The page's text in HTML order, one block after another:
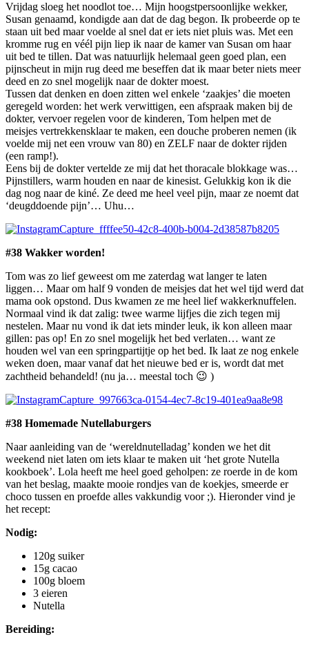
Vrijdag sloeg het noodlot toe… Mijn hoogstpersoonlijke wekker,
Susan genaamd, kondigde aan dat de dag begon. Ik probeerde op te
staan uit bed maar voelde al snel dat er iets niet pluis was. Met een
kromme rug en véél pijn liep ik naar de kamer van Susan om haar
uit bed te tillen. Dat was natuurlijk helemaal geen goed plan, een
pijnscheut in mijn rug deed me beseffen dat ik maar beter niets meer
deed en zo snel mogelijk naar de dokter moest.
Tussen dat denken en doen zitten wel enkele ‘zaakjes’ die moeten
geregeld worden: het werk verwittigen, een afspraak maken bij de
dokter, vervoer regelen voor de kinderen, Tom helpen met de
meisjes vertrekkensklaar te maken, een douche proberen nemen (ik
voelde mij net een vrouw van 80) en ZELF naar de dokter rijden
(een ramp!).
Eens bij de dokter vertelde ze mij dat het thoracale blokkage was…
Pijnstillers, warm houden en naar de kinesist. Gelukkig kon ik die
dag nog naar de kiné. Ze deed me heel veel pijn, maar ze noemt dat
‘deugddoende pijn’… Uhu…
#38 Wakker worden!
Tom was zo lief geweest om me zaterdag wat langer te laten
liggen… Maar om half 9 vonden de meisjes dat het wel tijd werd dat
mama ook opstond. Dus kwamen ze me heel lief wakkerknuffelen.
Normaal vind ik dat zalig: twee warme lijfjes die zich tegen mij
nestelen. Maar nu vond ik dat iets minder leuk, ik kon alleen maar
gillen: pas op! En zo snel mogelijk het bed verlaten… want ze
houden wel van een springpartijtje op het bed. Ik laat ze nog enkele
weken doen, maar vanaf dat het nieuwe bed er is, wordt dat met
zachtheid behandeld! (nu ja… meestal toch 😉 )
#38 Homemade Nutellaburgers
Naar aanleiding van de ‘wereldnutelladag’ konden we het dit
weekend niet laten om iets klaar te maken uit ‘het grote Nutella
kookboek’. Lola heeft me heel goed geholpen: ze roerde in de kom
van het beslag, maakte mooie rondjes van de koekjes, smeerde er
choco tussen en proefde alles vakkundig voor ;). Hieronder vind je
het recept:
Nodig:
120g suiker
15g cacao
100g bloem
3 eieren
Nutella
Bereiding: